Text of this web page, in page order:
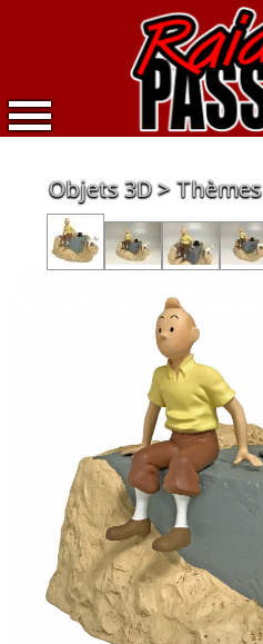
Nouveautés
Exclusivités
Divers
Contact
Objets 3D Thèmes